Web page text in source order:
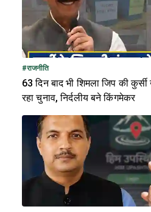
#राजनीति
63 दिन बाद भी शिमला जिप की
रहा चुनाव, निर्दलीय बने किंगमेकर